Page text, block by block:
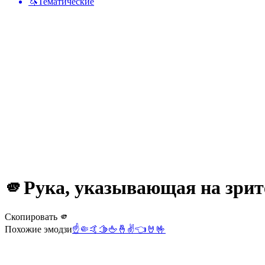
🫵Рука, указывающая на
Скопировать 🫵
Похожие эмодзи☝️🤏🤙 🫱🖕 🤞 ✌️👈 🤘 🤟